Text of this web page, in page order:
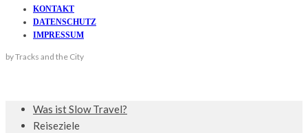
KONTAKT
DATENSCHUTZ
IMPRESSUM
by Tracks and the City
Was ist Slow Travel?
Reiseziele